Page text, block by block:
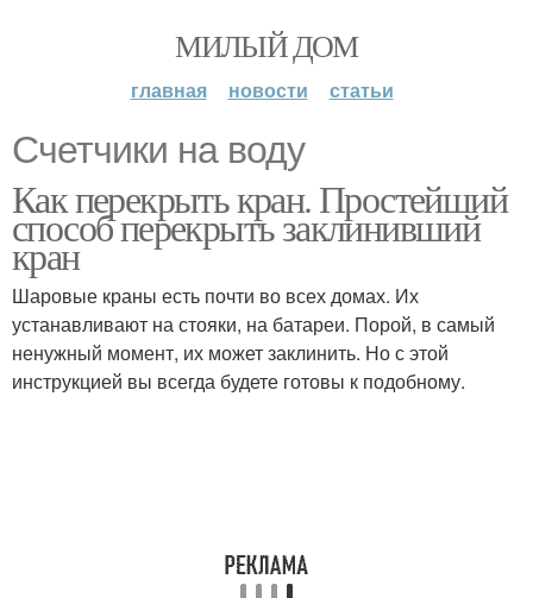
МИЛЫЙ ДОМ
главная новости статьи
Счетчики на воду
Как перекрыть кран. Простейший
способ перекрыть заклинивший
кран
Шаровые краны есть почти во всех домах. Их
устанавливают на стояки, на батареи. Порой, в самый
ненужный момент, их может заклинить. Но с этой
инструкцией вы всегда будете готовы к подобному.